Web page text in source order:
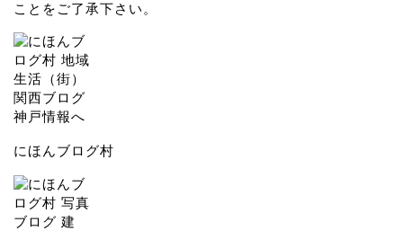
ことをご了承下さい。
にほんブログ村